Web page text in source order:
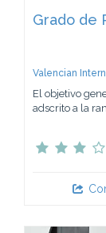
Grado de
Valencian
El objetivo
adscrito a la